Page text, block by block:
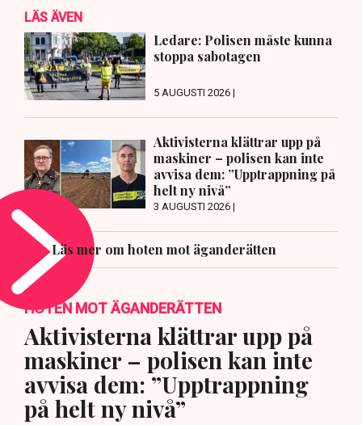
LÄS ÄVEN
Ledare: Polisen måste kunna
stoppa sabotagen
5 AUGUSTI 2026 |
Aktivisterna klättrar upp på
maskiner – polisen kan inte
avvisa dem: ”Upptrappning på
helt ny nivå”
3 AUGUSTI 2026 |
Läs mer om hoten mot äganderätten
HOTEN MOT ÄGANDERÄTTEN
Aktivisterna klättrar upp på
maskiner – polisen kan inte
avvisa dem: ”Upptrappning
på helt ny nivå”